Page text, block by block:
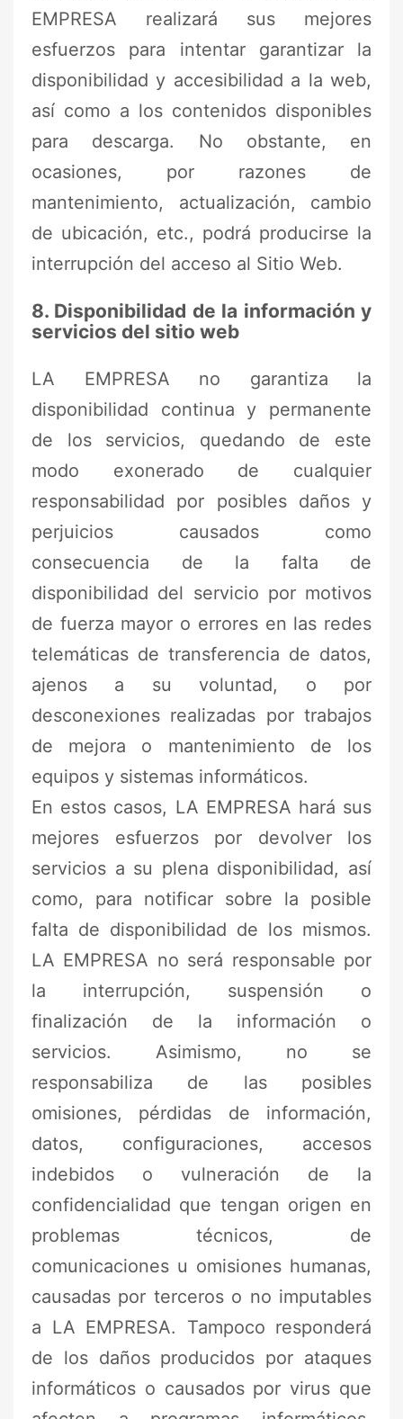
EMPRESA realizará sus mejores
esfuerzos para intentar garantizar la
disponibilidad y accesibilidad a la web,
así como a los contenidos disponibles
para descarga. No obstante, en
ocasiones, por razones de
mantenimiento, actualización, cambio
de ubicación, etc., podrá producirse la
interrupción del acceso al Sitio Web.
8. Disponibilidad de la información y
servicios del sitio web
LA EMPRESA no garantiza la
disponibilidad continua y permanente
de los servicios, quedando de este
modo exonerado de cualquier
responsabilidad por posibles daños y
perjuicios causados como
consecuencia de la falta de
disponibilidad del servicio por motivos
de fuerza mayor o errores en las redes
telemáticas de transferencia de datos,
ajenos a su voluntad, o por
desconexiones realizadas por trabajos
de mejora o mantenimiento de los
equipos y sistemas informáticos.
En estos casos, LA EMPRESA hará sus
mejores esfuerzos por devolver los
servicios a su plena disponibilidad, así
como, para notificar sobre la posible
falta de disponibilidad de los mismos.
LA EMPRESA no será responsable por
la interrupción, suspensión o
finalización de la información o
servicios. Asimismo, no se
responsabiliza de las posibles
omisiones, pérdidas de información,
datos, configuraciones, accesos
indebidos o vulneración de la
confidencialidad que tengan origen en
problemas técnicos, de
comunicaciones u omisiones humanas,
causadas por terceros o no imputables
a LA EMPRESA. Tampoco responderá
de los daños producidos por ataques
informáticos o causados por virus que